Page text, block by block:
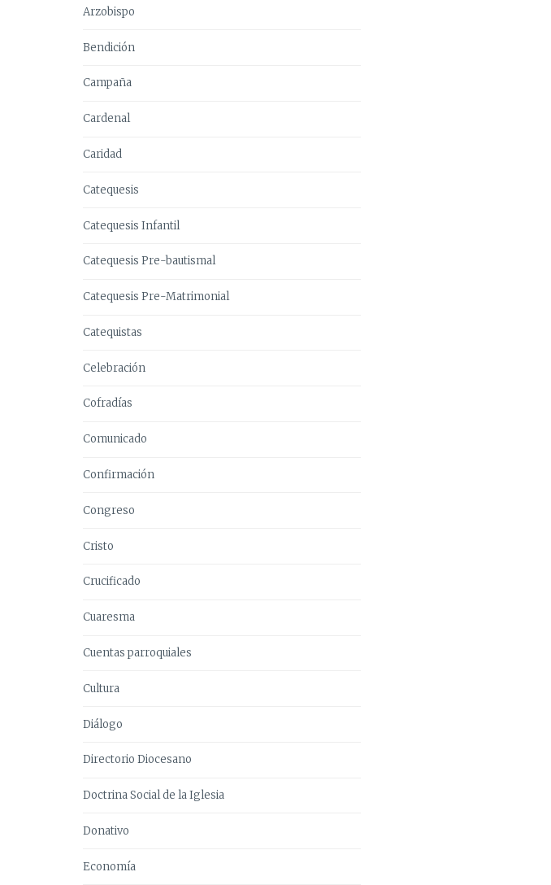
Arzobispo
Bendición
Campaña
Cardenal
Caridad
Catequesis
Catequesis Infantil
Catequesis Pre-bautismal
Catequesis Pre-Matrimonial
Catequistas
Celebración
Cofradías
Comunicado
Confirmación
Congreso
Cristo
Crucificado
Cuaresma
Cuentas parroquiales
Cultura
Diálogo
Directorio Diocesano
Doctrina Social de la Iglesia
Donativo
Economía